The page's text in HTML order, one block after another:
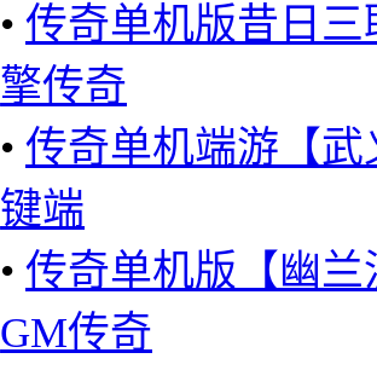
• 传奇单机版昔日
擎传奇
• 传奇单机端游【
键端
• 传奇单机版【幽
GM传奇